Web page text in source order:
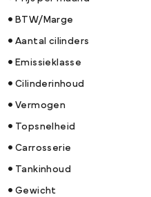
BTW/Marge
Aantal cilinders
Emissieklasse
Cilinderinhoud
Vermogen
Topsnelheid
Carrosserie
Tankinhoud
Gewicht